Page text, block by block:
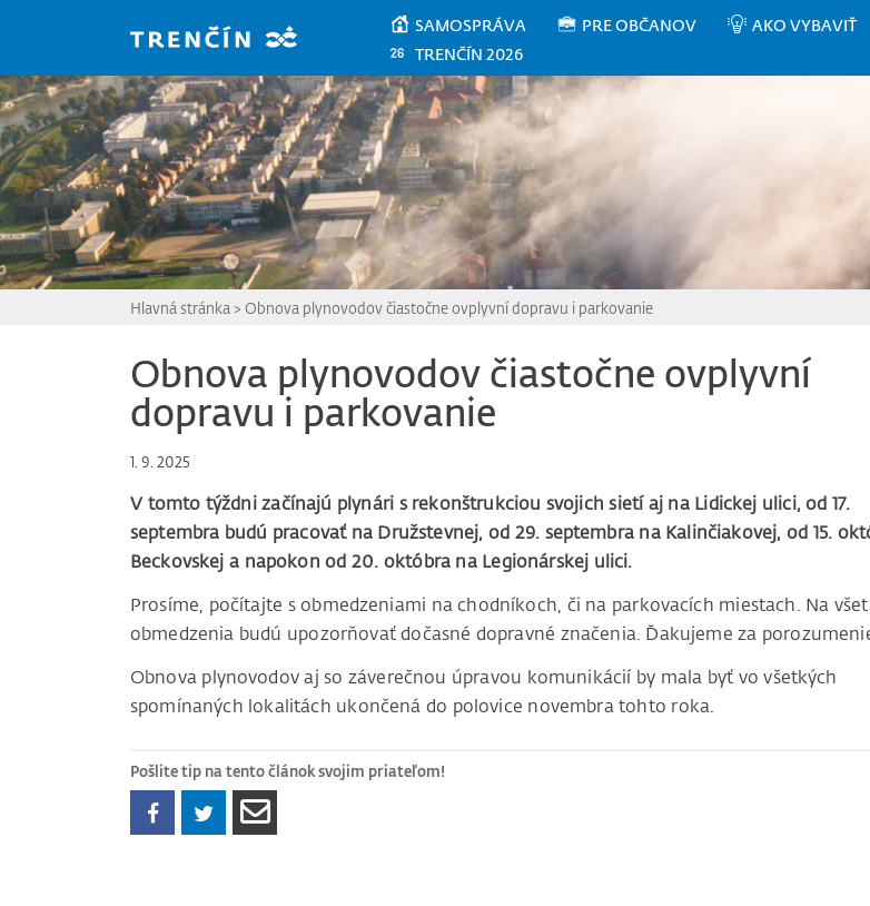
SAMOSPRÁVA PRE OBČANOV AKO VYBAVIŤ
TRENČÍN 2026
Hlavná stránka > Obnova plynovodov čiastočne ovplyvní dopravu i parkovanie
Obnova plynovodov čiastočne ovplyvní
dopravu i parkovanie
1. 9. 2025
V tomto týždni začínajú plynári s rekonštrukciou svojich sietí aj na Lidickej ulici, od 17.
septembra budú pracovať na Družstevnej, od 29. septembra na Kalinčiakovej, od 15.
Beckovskej a napokon od 20. októbra na Legionárskej ulici.
Prosíme, počítajte s obmedzeniami na chodníkoch, či na parkovacích miestach. Na
obmedzenia budú upozorňovať dočasné dopravné značenia. Ďakujeme za
Obnova plynovodov aj so záverečnou úpravou komunikácií by mala byť vo všetkých
spomínaných lokalitách ukončená do polovice novembra tohto roka.
Pošlite tip na tento článok svojim priateľom!